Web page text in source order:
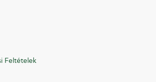
Feltételek